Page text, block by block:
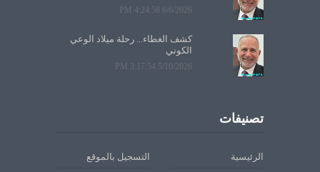
6/6/2026 4:24:58 PM
كشف الغطاء... رحلة ميلاد الوعي
الكوني
5/10/2026 3:17:54 PM
تصنيفات
الرئيسية التسجيل بالموقع